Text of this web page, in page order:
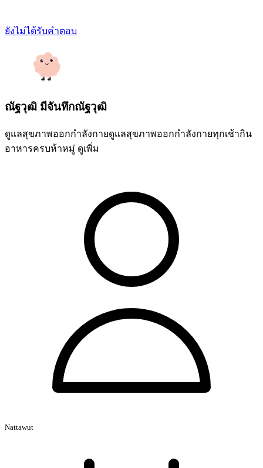
ยังไม่ได้รับคำตอบ
ณัฐวุฒิ มีจันทึกณัฐวุฒิ
ดูแลสุขภาพออกกำลังกายดูแลสุขภาพออกกำลังกายทุกเช้ากิน
อาหารครบห้าหมู่ ดูเพิ่ม
Nattawut